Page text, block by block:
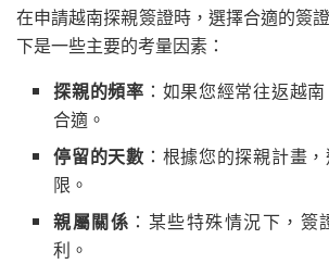
在申請越南探親簽證時，選擇合適的簽
下是一些主要的考量因素：
探親的頻率 ：如果您經常往返越
合適。
停留的天數 ：根據您的探親計畫
限。
親屬關係 ：某些特殊情況下，
利。